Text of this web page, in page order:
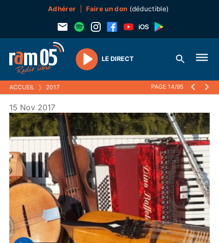
Adhérer Faire un don (déductible)
Play
LE DIRECT
ACCUEIL ❯ 2017 PAGE 14/95
15 Nov 2017